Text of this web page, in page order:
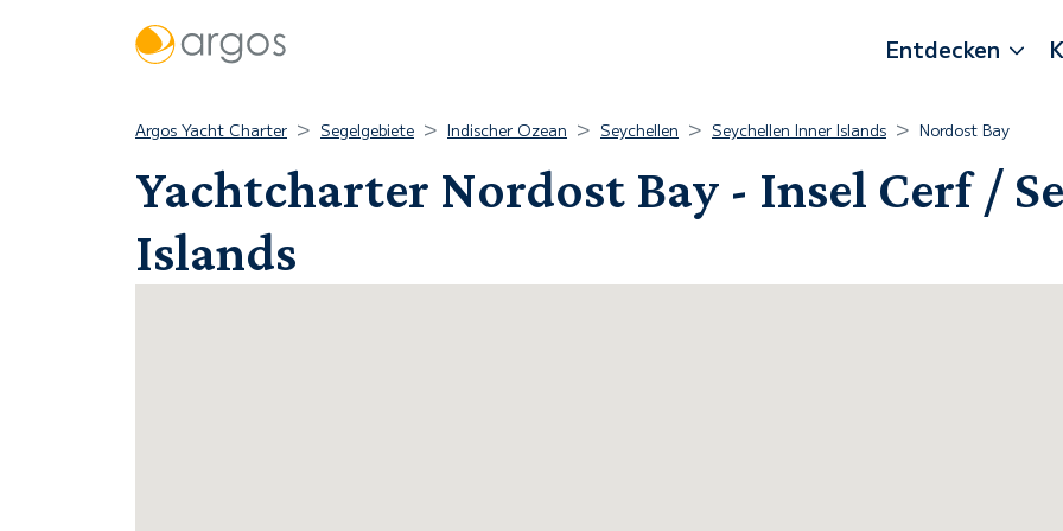
Entdecken
Argos Yacht Charter Segelgebiete Indischer Ozean Seychellen Seychellen Inner Islands Nordost Bay
Yachtcharter Nordost Bay - Insel Cerf /
Islands